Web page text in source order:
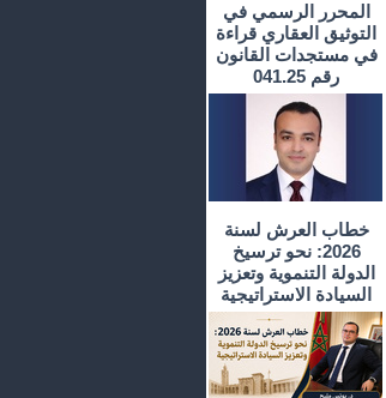
المحرر الرسمي في
التوثيق العقاري قراءة
في مستجدات القانون
رقم 041.25
خطاب العرش لسنة
2026: نحو ترسيخ
الدولة التنموية وتعزيز
السيادة الاستراتيجية